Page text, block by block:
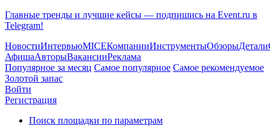
Главные тренды и лучшие кейсы — подпишись на Event.ru в
Telegram!
НовостиИнтервьюMICEКомпанииИнструментыОбзорыДетали
АфишаАвторыВакансииРеклама
Популярное за месяц Самое популярное Самое рекомендуемое
Золотой запас
Войти
Регистрация
Поиск площадки по параметрам